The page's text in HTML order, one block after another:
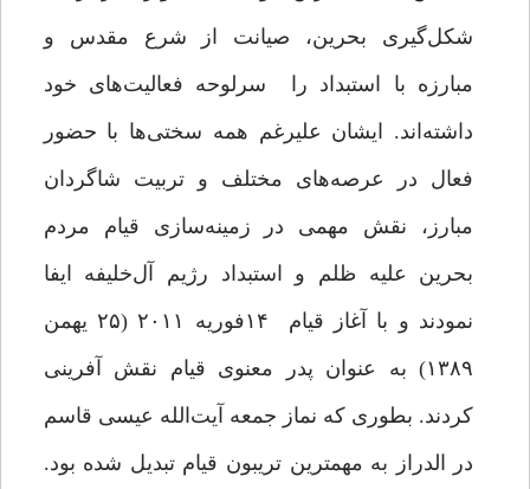
شکل‌گیری بحرین، صیانت از شرع مقدس و
مبارزه با استبداد را سرلوحه فعالیت‌های خود
داشته‌اند. ایشان علیرغم همه سختی‌ها با حضور
فعال در عرصه‌های مختلف و تربیت شاگردان
مبارز، نقش مهمی در زمینه‌سازی قیام مردم
بحرین علیه ظلم و استبداد رژیم آل‌خلیفه ایفا
نمود‌ند و با آغاز قیام ۱۴فوریه ۲۰۱۱ (۲۵ یهمن
۱۳۸۹) به عنوان پدر معنوی قیام نقش آفرینی
کردند. بطوری که نماز جمعه آیت‌الله عیسی قاسم
در الدراز به مهمترین تریبون قیام تبدیل شده بود.